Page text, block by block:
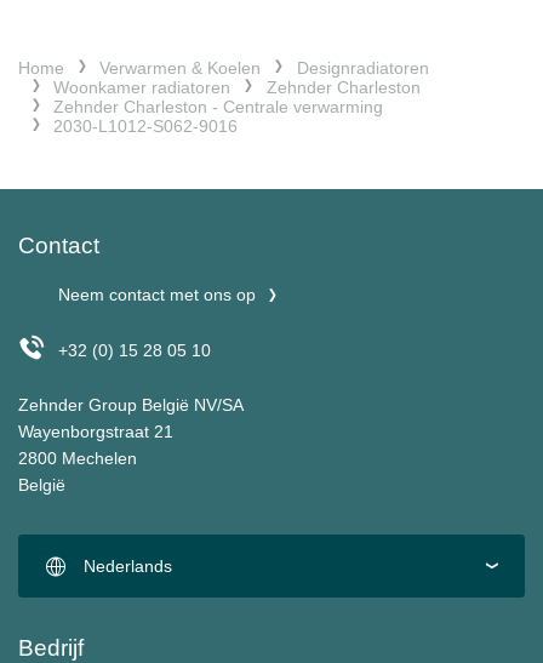
Home Verwarmen & Koelen
Designradiatoren
Woonkamer radiatoren
Zehnder Charleston
Zehnder Charleston - Centrale verwarming
2030-L1012-S062-9016
Contact
Neem contact met ons op
+32 (0) 15 28 05 10
Zehnder Group België NV/SA
Wayenborgstraat 21
2800 Mechelen
België
Nederlands
Bedrijf